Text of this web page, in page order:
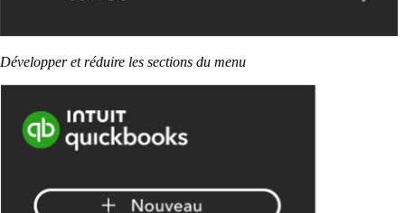
Développer et réduire les sections du menu